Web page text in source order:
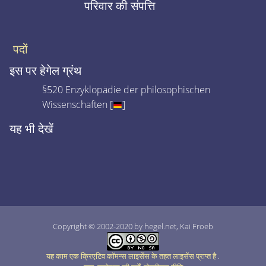
परिवार की संपत्ति
पदों
इस पर हेगेल ग्रंथ
§520 Enzyklopädie der philosophischen
Wissenschaften [
]
यह भी देखें
Copyright © 2002-2020 by hegel.net, Kai Froeb
यह काम एक क्रिएटिव कॉमन्स लाइसेंस के तहत लाइसेंस प्राप्त है.